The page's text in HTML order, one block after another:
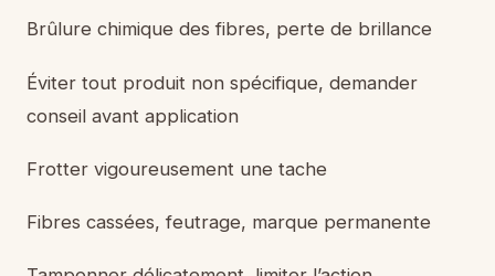
Brûlure chimique des fibres, perte de brillance
Éviter tout produit non spécifique, demander
conseil avant application
Frotter vigoureusement une tache
Fibres cassées, feutrage, marque permanente